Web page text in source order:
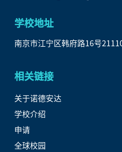
学校地址
南京市江宁区韩府路16号
相关链接
关于诺德安达
学校介绍
申请
全球校园